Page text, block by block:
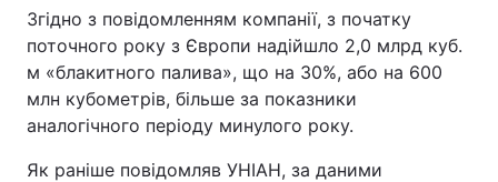
Згідно з повідомленням компанії, з початку
поточного року з Європи надійшло 2,0 млрд куб.
м «блакитного палива», що на 30%, або на 600
млн кубометрів, більше за показники
аналогічного періоду минулого року.
Як раніше повідомляв УНІАН, за даними